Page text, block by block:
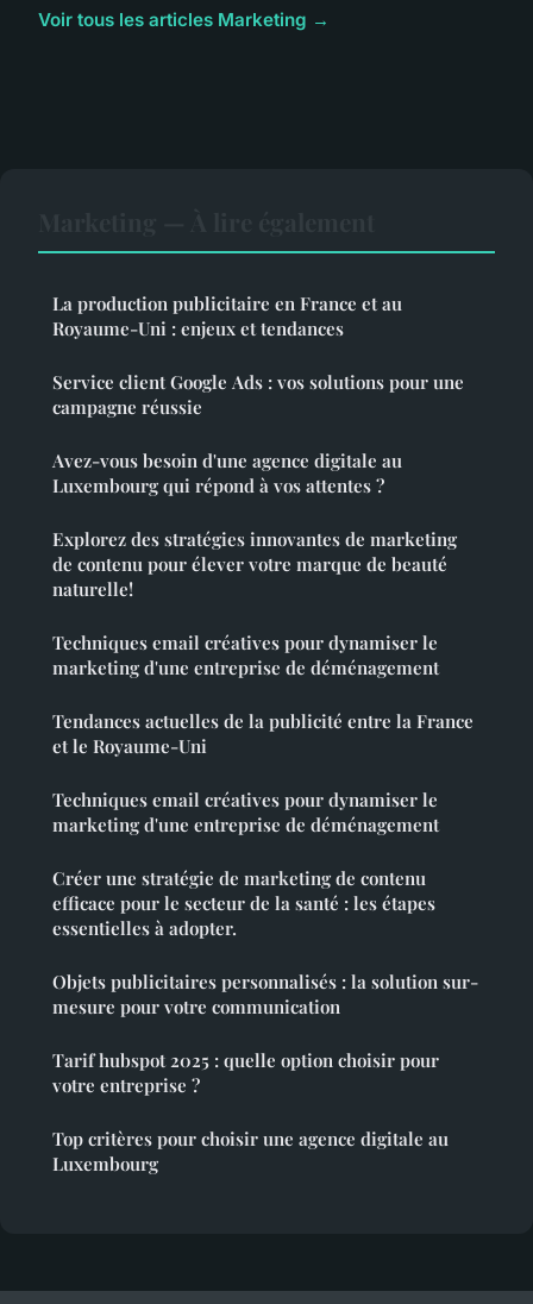
Voir tous les articles Marketing →
La production publicitaire en France et au
Royaume-Uni : enjeux et tendances
Service client Google Ads : vos solutions pour une
campagne réussie
Avez-vous besoin d'une agence digitale au
Luxembourg qui répond à vos attentes ?
Explorez des stratégies innovantes de marketing
de contenu pour élever votre marque de beauté
naturelle!
Techniques email créatives pour dynamiser le
marketing d'une entreprise de déménagement
Tendances actuelles de la publicité entre la France
et le Royaume-Uni
Techniques email créatives pour dynamiser le
marketing d'une entreprise de déménagement
Créer une stratégie de marketing de contenu
efficace pour le secteur de la santé : les étapes
essentielles à adopter.
Objets publicitaires personnalisés : la solution sur-
mesure pour votre communication
Tarif hubspot 2025 : quelle option choisir pour
votre entreprise ?
Top critères pour choisir une agence digitale au
Luxembourg